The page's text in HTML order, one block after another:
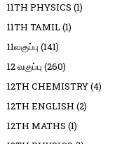
11TH PHYSICS (1)
11TH TAMIL(1)
11வகுப்பு (141)
12 வகுப்பு (260)
12TH CHEMISTRY(4)
12TH ENGLISH (2)
12TH MATHS (1)